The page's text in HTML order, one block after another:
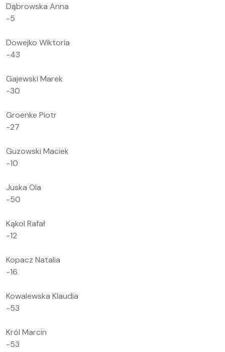
Dąbrowska Anna
-5
Dowejko Wiktoria
-43
Gajewski Marek
-30
Groenke Piotr
-27
Guzowski Maciek
-10
Juska Ola
-50
Kąkol Rafał
-12
Kopacz Natalia
-16
Kowalewska Klaudia
-53
Król Marcin
-53